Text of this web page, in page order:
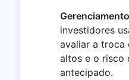
investidores
avaliar a troca
altos e o risco
antecipado.